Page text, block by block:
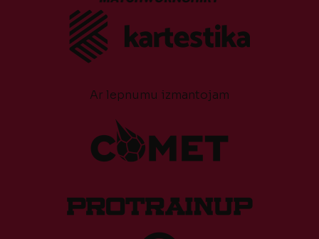
Ar lepnumu izmantojam